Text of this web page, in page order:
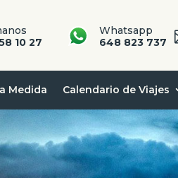
10 27
Whatsapp
648 823 737
Medida Calendario de Viajes